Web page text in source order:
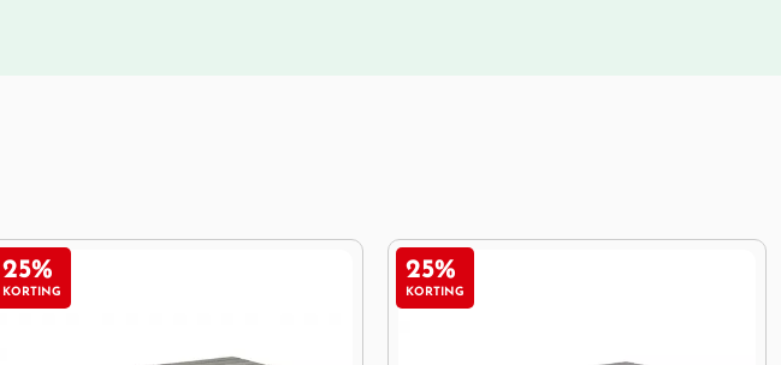
25%
KORTING
29%
KORTING